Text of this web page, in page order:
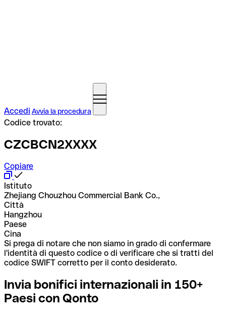
Accedi Avvia la procedura
Codice trovato:
CZCBCN2XXXX
Copiare
Istituto
Zhejiang Chouzhou Commercial Bank Co.,
Città
Hangzhou
Paese
Cina
Si prega di notare che non siamo in grado di confermare
l'identità di questo codice o di verificare che si tratti del
codice SWIFT corretto per il conto desiderato.
Invia bonifici internazionali in 150+
Paesi con Qonto